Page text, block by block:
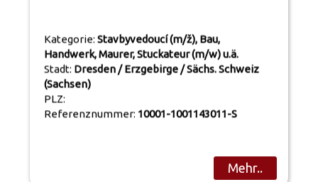
Kategorie:Stavbyvedoucí (m/ž), Bau,
Handwerk, Maurer, Stuckateur (m/w) u.ä.
Stadt: Dresden / Erzgebirge / Sächs. Schweiz
(Sachsen)
PLZ:
Referenznummer: 10001-1001143011-S
Mehr..